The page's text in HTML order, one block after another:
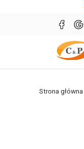
Strona główna